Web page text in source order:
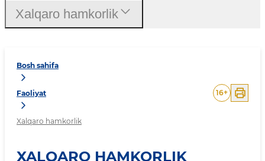
Bosh sahifa
Faoliyat
Xalqaro hamkorlik
16+
XALQARO HAMKORLIK
Xalqaro hamkorlik